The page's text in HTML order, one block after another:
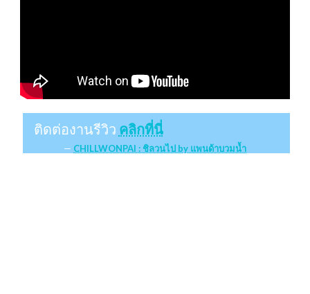
ติดต่องานรีวิว คลิกที่นี่
CHILLWONPAI : ชิลวนไป by แพนด้าบวมน้ำ